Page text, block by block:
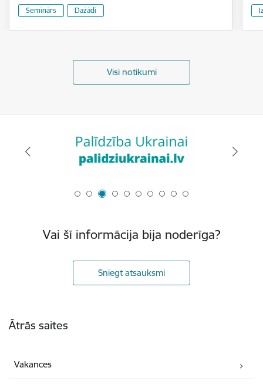
Seminārs Dažādi
Visi notikumi
Vai šī informācija bija noderīga?
Sniegt atsauksmi
Ātrās saites
Vakances